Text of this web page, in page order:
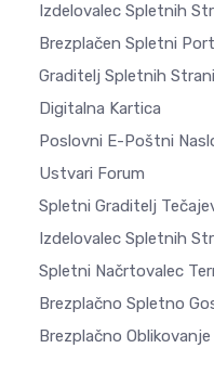
Izdelovalec Spletnih
Brezplačen Spletni
Graditelj Spletnih
Digitalna Kartica
Poslovni E-Poštni
Ustvari Forum
Spletni Graditelj
Izdelovalec Spletnih
Spletni Načrtovalec
Brezplačno Spletno
Brezplačno